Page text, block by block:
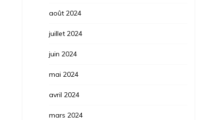
août 2024
juillet 2024
juin 2024
mai 2024
avril 2024
mars 2024